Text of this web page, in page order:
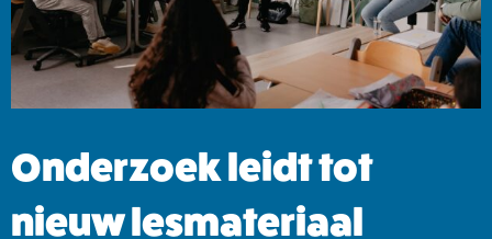
Onderzoek leidt tot
nieuw lesmateriaal